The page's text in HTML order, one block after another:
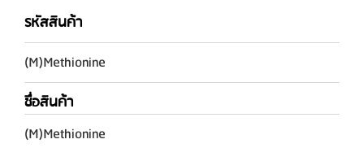
รหัสสินค้า
(M)Methionine
ชื่อสินค้า
(M)Methionine